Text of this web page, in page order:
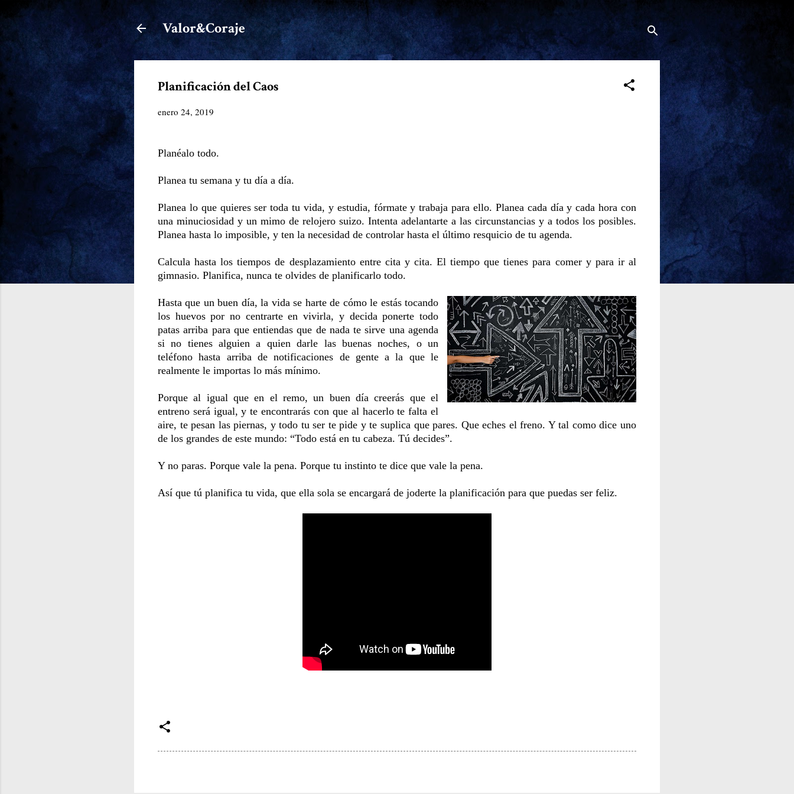
Ir al contenido principal
Valor&Coraje
Planificación del Caos
enero 24, 2019
Planéalo todo.
Planea tu semana y tu día a día.
Planea lo que quieres ser toda tu vida, y estudia, fórmate y trabaja para ello. Planea cada día y cada hora con
una minuciosidad y un mimo de relojero suizo. Intenta adelantarte a las circunstancias y a todos los posibles.
Planea hasta lo imposible, y ten la necesidad de controlar hasta el último resquicio de tu agenda.
Calcula hasta los tiempos de desplazamiento entre cita y cita. El tiempo que tienes para comer y para ir al
gimnasio. Planifica, nunca te olvides de planificarlo todo.
Hasta que un buen día, la vida se harte de cómo le estás tocando
los huevos por no centrarte en vivirla, y decida ponerte todo
patas arriba para que entiendas que de nada te sirve una agenda
si no tienes alguien a quien darle las buenas noches, o un
teléfono hasta arriba de notificaciones de gente a la que le
realmente le importas lo más mínimo.
Porque al igual que en el remo, un buen día creerás que el
entreno será igual, y te encontrarás con que al hacerlo te falta el
aire, te pesan las piernas, y todo tu ser te pide y te suplica que pares. Que eches el freno. Y tal como dice uno
de los grandes de este mundo: “Todo está en tu cabeza. Tú decides”.
Y no paras. Porque vale la pena. Porque tu instinto te dice que vale la pena.
Así que tú planifica tu vida, que ella sola se encargará de joderte la planificación para que puedas ser feliz.